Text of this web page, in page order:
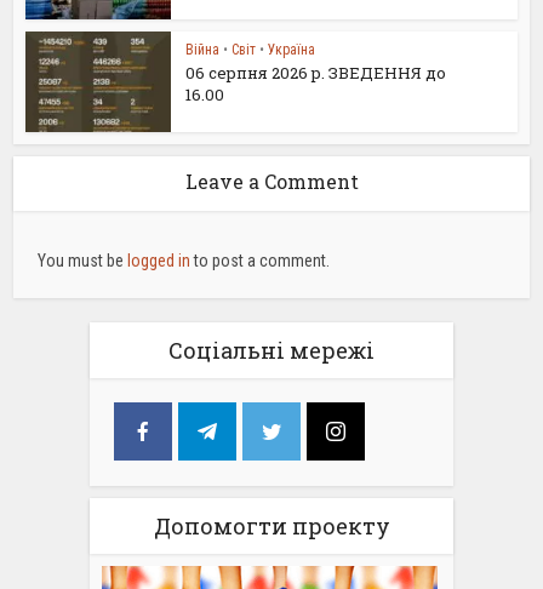
Війна • Світ • Україна
06 серпня 2026 р. ЗВЕДЕННЯ до
16.00
Leave a Comment
You must be logged into post a comment.
Соціальні мережі
Допомогти проекту